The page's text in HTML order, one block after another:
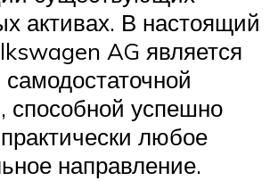
активах. В настоящий
AG является
способной успешно
любое
направление.